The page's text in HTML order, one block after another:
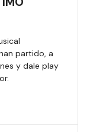
partido, a
y dale play